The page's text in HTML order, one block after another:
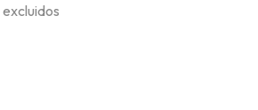
excluidos